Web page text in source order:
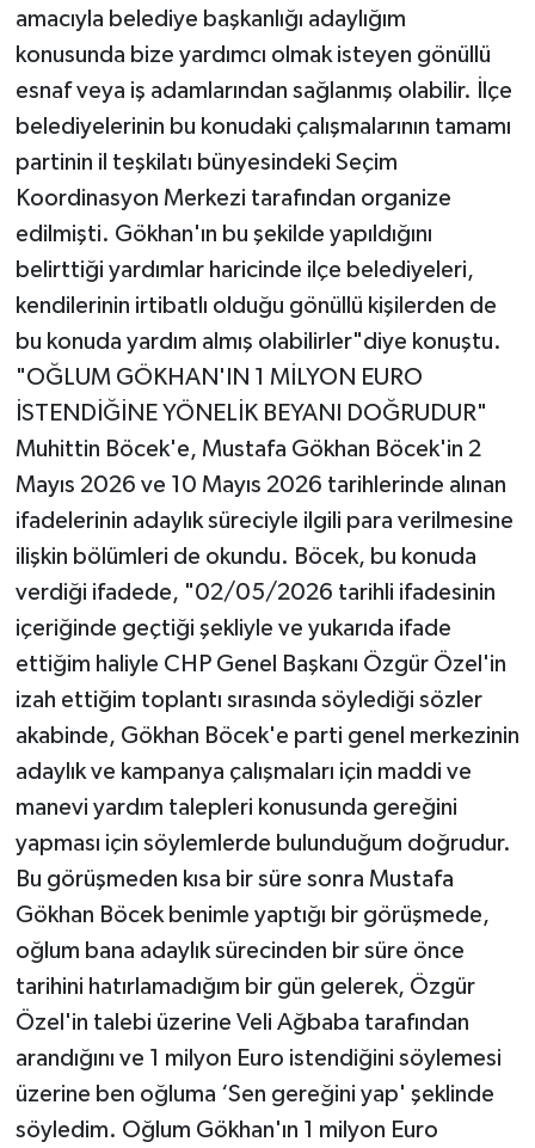
amacıyla belediye başkanlığı adaylığım
konusunda bize yardımcı olmak isteyen gönüllü
esnaf veya iş adamlarından sağlanmış olabilir. İlçe
belediyelerinin bu konudaki çalışmalarının tamamı
partinin il teşkilatı bünyesindeki Seçim
Koordinasyon Merkezi tarafından organize
edilmişti. Gökhan'ın bu şekilde yapıldığını
belirttiği yardımlar haricinde ilçe belediyeleri,
kendilerinin irtibatlı olduğu gönüllü kişilerden de
bu konuda yardım almış olabilirler"diye konuştu.
"OĞLUM GÖKHAN'IN 1 MİLYON EURO
İSTENDİĞİNE YÖNELİK BEYANI DOĞRUDUR"
Muhittin Böcek'e, Mustafa Gökhan Böcek'in 2
Mayıs 2026 ve 10 Mayıs 2026 tarihlerinde alınan
ifadelerinin adaylık süreciyle ilgili para verilmesine
ilişkin bölümleri de okundu. Böcek, bu konuda
verdiği ifadede, "02/05/2026 tarihli ifadesinin
içeriğinde geçtiği şekliyle ve yukarıda ifade
ettiğim haliyle CHP Genel Başkanı Özgür Özel'in
izah ettiğim toplantı sırasında söylediği sözler
akabinde, Gökhan Böcek'e parti genel merkezinin
adaylık ve kampanya çalışmaları için maddi ve
manevi yardım talepleri konusunda gereğini
yapması için söylemlerde bulunduğum doğrudur.
Bu görüşmeden kısa bir süre sonra Mustafa
Gökhan Böcek benimle yaptığı bir görüşmede,
oğlum bana adaylık sürecinden bir süre önce
tarihini hatırlamadığım bir gün gelerek, Özgür
Özel'in talebi üzerine Veli Ağbaba tarafından
arandığını ve 1 milyon Euro istendiğini söylemesi
üzerine ben oğluma ‘Sen gereğini yap' şeklinde
söyledim. Oğlum Gökhan'ın 1 milyon Euro